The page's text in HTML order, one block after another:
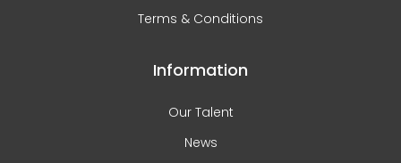
Terms & Conditions
Information
Our Talent
News